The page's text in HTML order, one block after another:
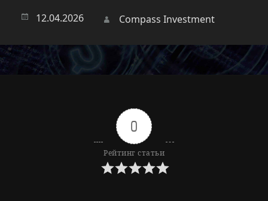
12.04.2026 Автор
Compass Investment
0
Рейтинг статьи